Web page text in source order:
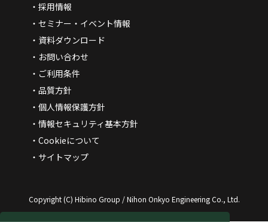
採用情報
セミナー・イベント情報
資料ダウンロード
お問い合わせ
ご利用条件
品質方針
個人情報保護方針
情報セキュリティ基本方針
Cookieについて
サイトマップ
Copyright (C) Hibino Group / Nihon Onkyo Engineering Co., Ltd.